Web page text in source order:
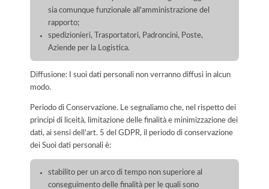
sia comunque funzionale all'amministrazione del
rapporto;
spedizionieri, Trasportatori, Padroncini, Poste,
Aziende per la Logistica.
Diffusione: I suoi dati personali non verranno diffusi in alcun
modo.
Periodo di Conservazione. Le segnaliamo che, nel rispetto dei
principi di liceità, limitazione delle finalità e minimizzazione dei
dati, ai sensi dell’art. 5 del GDPR, il periodo di conservazione
dei Suoi dati personali è:
stabilito per un arco di tempo non superiore al
conseguimento delle finalità per le quali sono